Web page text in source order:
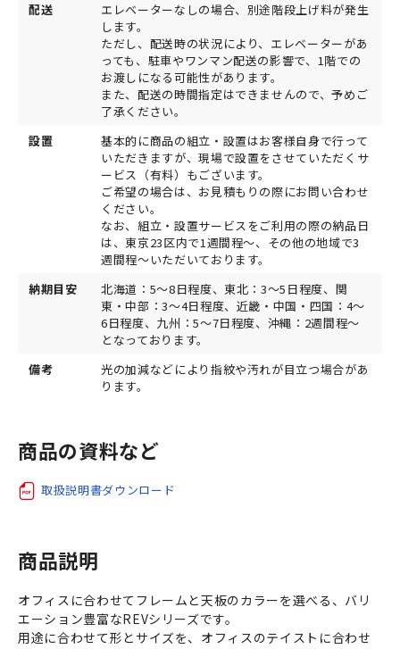
配送
エレベーターなしの場合、別途階段上げ料が発生
します。
ただし、配送時の状況により、エレベーターがあ
っても、駐車やワンマン配送の影響で、1階での
お渡しになる可能性があります。
また、配送の時間指定はできませんので、予めご
了承ください。
設置
基本的に商品の組立・設置はお客様自身で行って
いただきますが、現場で設置をさせていただくサ
ービス（有料）もございます。
ご希望の場合は、お見積もりの際にお問い合わせ
ください。
なお、組立・設置サービスをご利用の際の納品日
は、東京23区内で1週間程～、その他の地域で3
週間程～いただいております。
納期目安
北海道：5～8日程度、東北：3～5日程度、関
東・中部：3～4日程度、近畿・中国・四国：4～
6日程度、九州：5～7日程度、沖縄：2週間程～
となっております。
備考
光の加減などにより指紋や汚れが目立つ場合があ
ります。
商品の資料など
取扱説明書ダウンロード
商品説明
オフィスに合わせてフレームと天板のカラーを選べる、バリ
エーション豊富なREVシリーズです。
用途に合わせて形とサイズを、オフィスのテイストに合わせ